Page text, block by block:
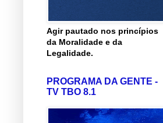
Agir pautado nos princípios
da Moralidade e da
Legalidade.
PROGRAMA DA GENTE -
TV TBO 8.1